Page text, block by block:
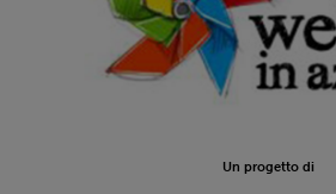
Un progetto di